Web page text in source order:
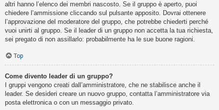
altri hanno l’elenco dei membri nascosto. Se il gruppo è aperto, puoi
chiedere l’ammissione cliccando sul pulsante apposito. Dovrai ottenere
l’approvazione del moderatore del gruppo, che potrebbe chiederti perché
vuoi unirti al gruppo. Se il leader di un gruppo non accetta la tua richiesta,
sei pregato di non assillarlo: probabilmente ha le sue buone ragioni.
Top
Come divento leader di un gruppo?
I gruppi vengono creati dall’amministratore, che ne stabilisce anche il
leader. Se desideri creare un nuovo gruppo, contatta l’amministratore via
posta elettronica o con un messaggio privato.